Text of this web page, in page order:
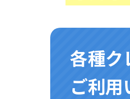
各種ク
ご利